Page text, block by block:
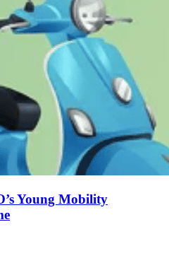
Young Mobility